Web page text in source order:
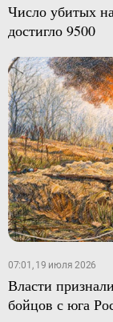
Число убитых
достигло 9500
07:01, 19 июля 2026
Власти
бойцов с юга